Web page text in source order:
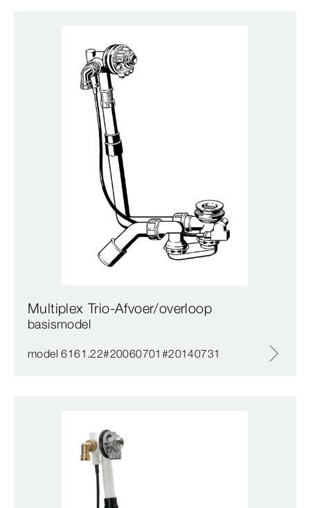
Multiplex Trio-Afvoer/overloop
basismodel
model 6161.22#20060701#20140731